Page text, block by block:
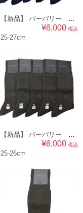
【新品】 バーバリー BURBERRY メンズ 靴下５点セット ソックス 25～27cm（ストライプ×ワンポイント）ネイビー系 br07019126
¥6,000 税込
25-27cm
【新品】 バーバリー BURBERRY メンズ 靴下５点セット ソックス 25～26cm（リブ×ワンポイント）ダークブラウン系 br07019115
¥6,000 税込
25-26cm